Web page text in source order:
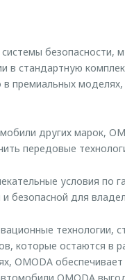
безопасности,
в стандартную
в премиальных
других марок,
передовые
условия по
безопасной для
технологии,
которые остаются в
OMODA